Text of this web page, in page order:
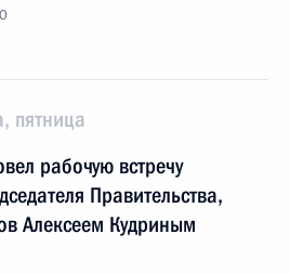
пятница
рабочую встречу
Правительства,
Алексеем Кудриным